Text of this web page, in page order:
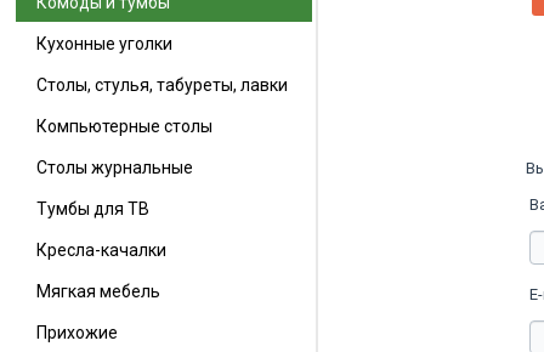
Кухонные уголки
Столы, стулья, табуреты, лавки
Компьютерные столы
Столы журнальные
Тумбы для ТВ
Кресла-качалки
Мягкая мебель
Прихожие